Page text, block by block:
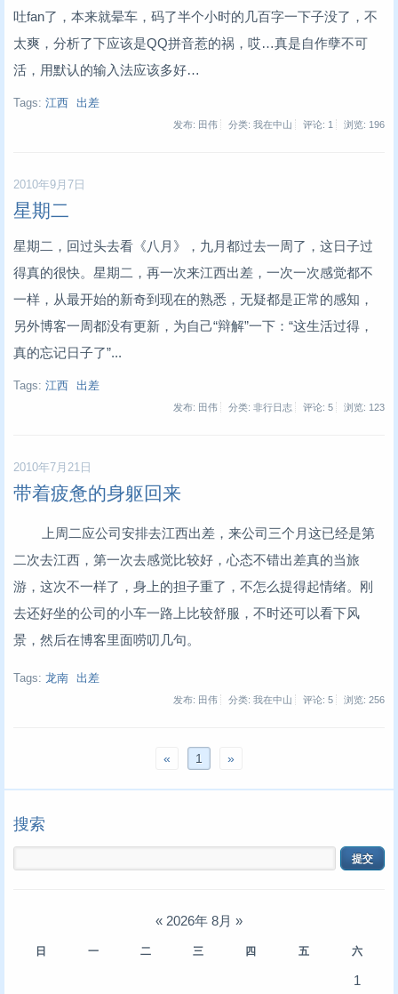
吐fan了，本来就晕车，码了半个小时的几百字一下子没了，不
太爽，分析了下应该是QQ拼音惹的祸，哎…真是自作孽不可
活，用默认的输入法应该多好…
Tags: 江西 出差
发布: 田伟 分类: 我在中山 评论: 1 浏览: 196
2010年9月7日
星期二
星期二，回过头去看《八月》，九月都过去一周了，这日子过
得真的很快。星期二，再一次来江西出差，一次一次感觉都不
一样，从最开始的新奇到现在的熟悉，无疑都是正常的感知，
另外博客一周都没有更新，为自己“辩解”一下：“这生活过得，
真的忘记日子了”...
Tags: 江西 出差
发布: 田伟 分类: 非行日志 评论: 5 浏览: 123
2010年7月21日
带着疲惫的身躯回来
上周二应公司安排去江西出差，来公司三个月这已经是第
二次去江西，第一次去感觉比较好，心态不错出差真的当旅
游，这次不一样了，身上的担子重了，不怎么提得起情绪。刚
去还好坐的公司的小车一路上比较舒服，不时还可以看下风
景，然后在博客里面唠叨几句。
Tags: 龙南 出差
发布: 田伟 分类: 我在中山 评论: 5 浏览: 256
« 1 »
搜索
« 2026年 8月 »
日 一 二 三 四 五 六
1